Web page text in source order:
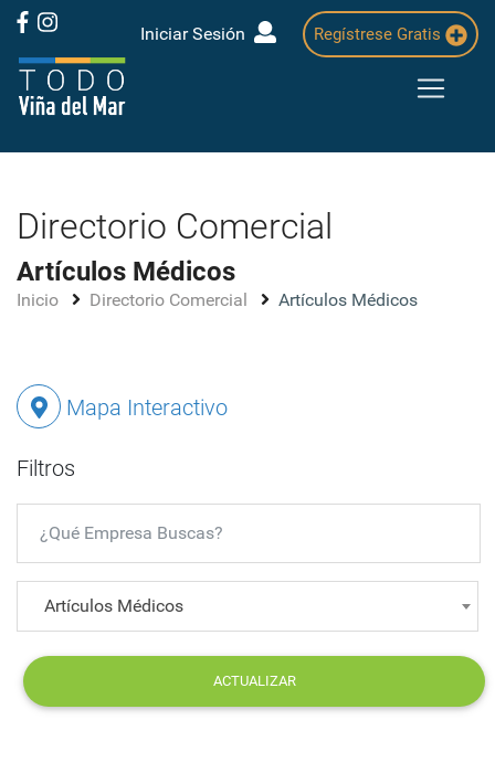
Iniciar Sesión Regístrese Gratis
Directorio Comercial
Artículos Médicos
Inicio Directorio Comercial Artículos Médicos
Mapa Interactivo
Filtros
Artículos Médicos
ACTUALIZAR